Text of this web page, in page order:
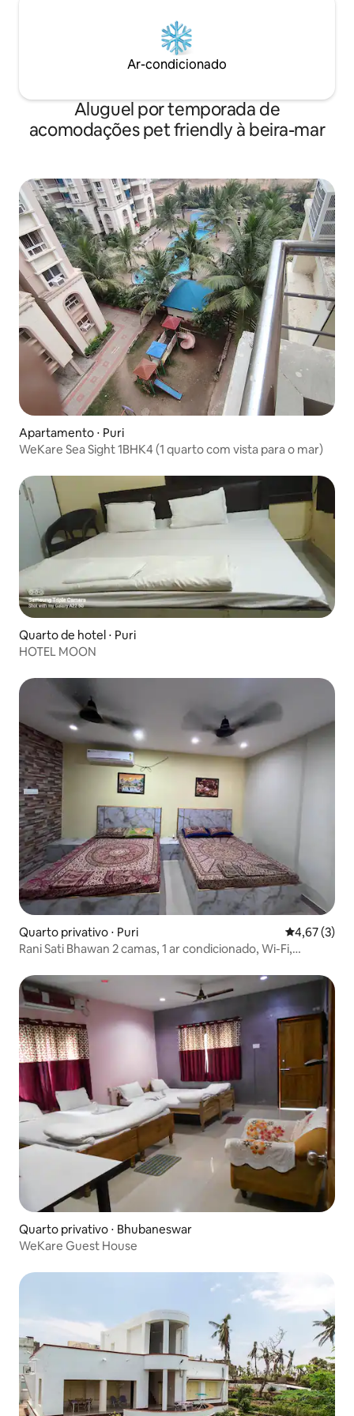
Ar-condicionado
Aluguel por temporada de
acomodações pet friendly à beira-mar
Apartamento ⋅ Puri
WeKare Sea Sight 1BHK4 (1 quarto com vista para o mar)
Quarto de hotel ⋅ Puri
HOTEL MOON
Quarto privativo ⋅ Puri 4,67 de
4,67 (3)
Rani Sati Bhawan 2 camas, 1 ar condicionado, Wi-Fi,
Quarto privativo ⋅ Bhubaneswar
WeKare Guest House